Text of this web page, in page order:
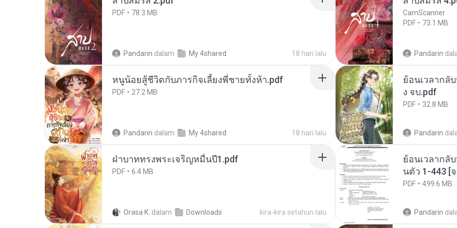
PDF 78.3 MB
Pandarin dalam My 4shared 18 hari lalu
CamScanner
PDF
73.1 MB
Pandarin
หนูน้อยสู้ชีวิตกับภารกิจเลี้ยงพี่ชายทั้งห้า.pdf
PDF 27.2 MB
Pandarin dalam My 4shared 18 hari lalu
ย้อนเวลากลั
ง จบ.pdf
PDF 32.8 MB
Pandarin
ฝ่าบาททรงพระเจริญหมื่นปี1.pdf
PDF 6.4 MB
Orasa K. dalam Downloads kira-kira setahun lalu
ย้อนเวลากลั
นตัว 1-443 [
PDF 499.6 MB
Pandarin